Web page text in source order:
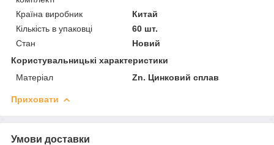
Країна виробник
Китай
Кількість в упаковці
60 шт.
Стан
Новий
Користувальницькі характеристики
Матеріал
Zn. Цинковий сплав
Приховати
Умови доставки